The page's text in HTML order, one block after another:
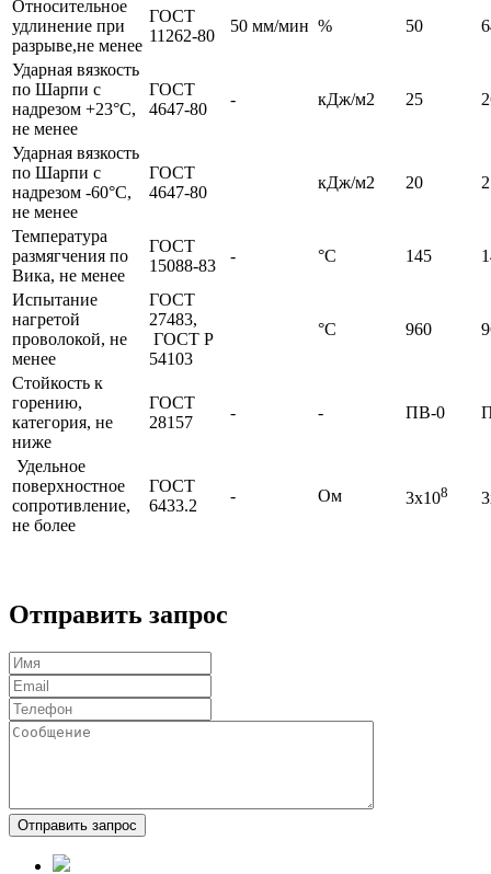
Относительное
удлинение при
разрыве,не менее
ГОСТ
11262-80
50 мм/мин % 50
Ударная вязкость
по Шарпи с
надрезом +23°С,
не менее
ГОСТ
4647-80
- кДж/м2 25
Ударная вязкость
по Шарпи с
надрезом -60°С,
не менее
ГОСТ
4647-80
кДж/м2 20
Температура
размягчения по
Вика, не менее
ГОСТ
15088-83
- °С 145
Испытание
нагретой
проволокой, не
менее
ГОСТ
27483,
ГОСТ Р
54103
°С 960
Стойкость к
горению,
категория, не
ниже
ГОСТ
28157
- - ПВ-0
Удельное
поверхностное
сопротивление,
не более
ГОСТ
6433.2
- Ом 3х108
Отправить запрос